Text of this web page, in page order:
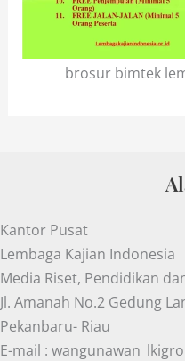
brosur bimtek
Kantor Pusat
Lembaga Kajian Indonesia
Media Riset, Pendidikan
Jl. Amanah No.2 Gedung
Pekanbaru- Riau
E-mail :